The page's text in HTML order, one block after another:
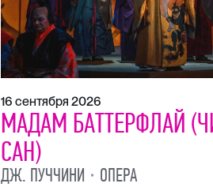
16 сентября 2026
МАДАМ БАТТЕРФЛАЙ
САН)
ДЖ. ПУЧЧИНИ ОПЕРА